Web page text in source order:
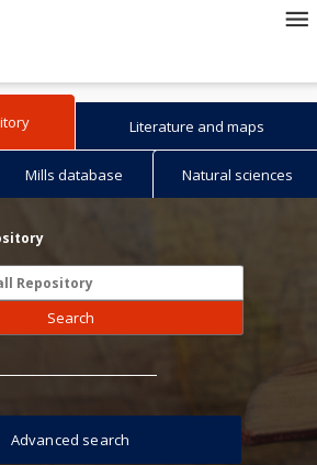
Literature and maps
Mills database Natural sciences
Search
Advanced search